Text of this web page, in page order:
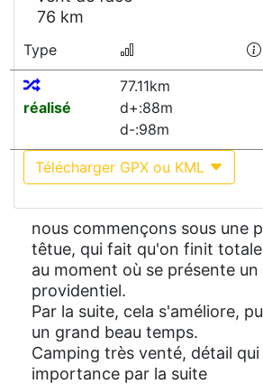
76 km
Type
réalisé
77.11km
d+:88m
d-:98m
Télécharger GPX ou KML
nous commençons sous une
têtue, qui fait qu'on finit
au moment où se présente
providentiel.
Par la suite, cela s'améliore,
un grand beau temps.
Camping très venté, détail
importance par la suite